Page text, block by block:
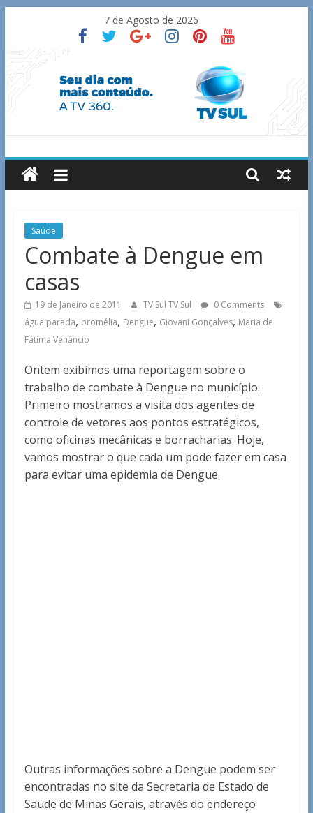
content
7 de Agosto de 2026
TV
Sul
Notícias
Guaxupé
região.
Saúde
Combate à Dengue em
casas
19 de Janeiro de 2011 TV Sul TV Sul
0 Comments
água parada, bromélia, Dengue, Giovani Gonçalves, Maria de
Fátima Venâncio
Ontem exibimos uma reportagem sobre o
trabalho de combate à Dengue no município.
Primeiro mostramos a visita dos agentes de
controle de vetores aos pontos estratégicos,
como oficinas mecânicas e borracharias. Hoje,
vamos mostrar o que cada um pode fazer em casa
para evitar uma epidemia de Dengue.
Outras informações sobre a Dengue podem ser
encontradas no site da Secretaria de Estado de
Saúde de Minas Gerais, através do endereço